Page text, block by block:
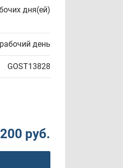
дня(ей)
день
GOST13828
руб.